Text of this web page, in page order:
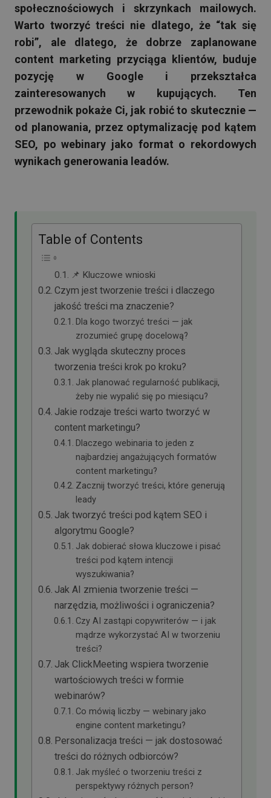
społecznościowych i skrzynkach mailowych.
Warto tworzyć treści nie dlatego, że “tak się
robi”, ale dlatego, że dobrze zaplanowane
content marketing przyciąga klientów, buduje
pozycję w Google i przekształca
zainteresowanych w kupujących. Ten
przewodnik pokaże Ci, jak robić to skutecznie —
od planowania, przez optymalizację pod kątem
SEO, po webinary jako format o rekordowych
wynikach generowania leadów.
Table of Contents
📌 Kluczowe wnioski
Czym jest tworzenie treści i dlaczego
jakość treści ma znaczenie?
Dla kogo tworzyć treści — jak
zrozumieć grupę docelową?
Jak wygląda skuteczny proces
tworzenia treści krok po kroku?
Jak planować regularność publikacji,
żeby nie wypalić się po miesiącu?
Jakie rodzaje treści warto tworzyć w
content marketingu?
Dlaczego webinaria to jeden z
najbardziej angażujących formatów
content marketingu?
Zacznij tworzyć treści, które generują
leady
Jak tworzyć treści pod kątem SEO i
algorytmu Google?
Jak dobierać słowa kluczowe i pisać
treści pod kątem intencji
wyszukiwania?
Jak AI zmienia tworzenie treści —
narzędzia, możliwości i ograniczenia?
Czy AI zastąpi copywriterów — i jak
mądrze wykorzystać AI w tworzeniu
treści?
Jak ClickMeeting wspiera tworzenie
wartościowych treści w formie
webinarów?
Co mówią liczby — webinary jako
engine content marketingu?
Personalizacja treści — jak dostosować
treści do różnych odbiorców?
Jak myśleć o tworzeniu treści z
perspektywy różnych person?